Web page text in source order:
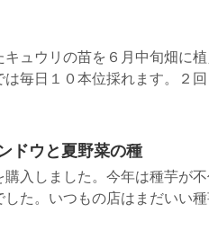
ュウリの苗を６月中旬畑に
毎日１０本位採れます。２
ドウと夏野菜の種
購入しました。今年は種芋が
た。いつもの店はまだいい